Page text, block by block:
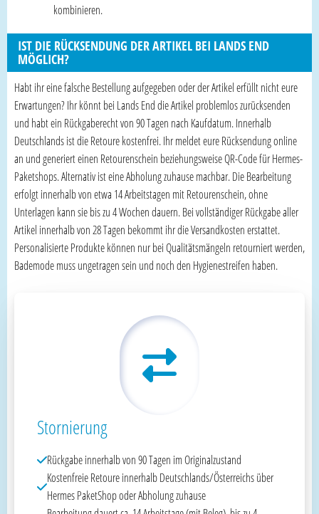
kombinieren.
IST DIE RÜCKSENDUNG DER ARTIKEL BEI LANDS END
MÖGLICH?
Habt ihr eine falsche Bestellung aufgegeben oder der Artikel erfüllt nicht eure
Erwartungen? Ihr könnt bei Lands End die Artikel problemlos zurücksenden
und habt ein Rückgaberecht von 90 Tagen nach Kaufdatum. Innerhalb
Deutschlands ist die Retoure kostenfrei. Ihr meldet eure Rücksendung online
an und generiert einen Retourenschein beziehungsweise QR-Code für Hermes-
Paketshops. Alternativ ist eine Abholung zuhause machbar. Die Bearbeitung
erfolgt innerhalb von etwa 14 Arbeitstagen mit Retourenschein, ohne
Unterlagen kann sie bis zu 4 Wochen dauern. Bei vollständiger Rückgabe aller
Artikel innerhalb von 28 Tagen bekommt ihr die Versandkosten erstattet.
Personalisierte Produkte können nur bei Qualitätsmängeln retourniert werden,
Bademode muss ungetragen sein und noch den Hygienestreifen haben.
Stornierung
Rückgabe innerhalb von 90 Tagen im Originalzustand
Kostenfreie Retoure innerhalb Deutschlands/Österreichs über
Hermes PaketShop oder Abholung zuhause